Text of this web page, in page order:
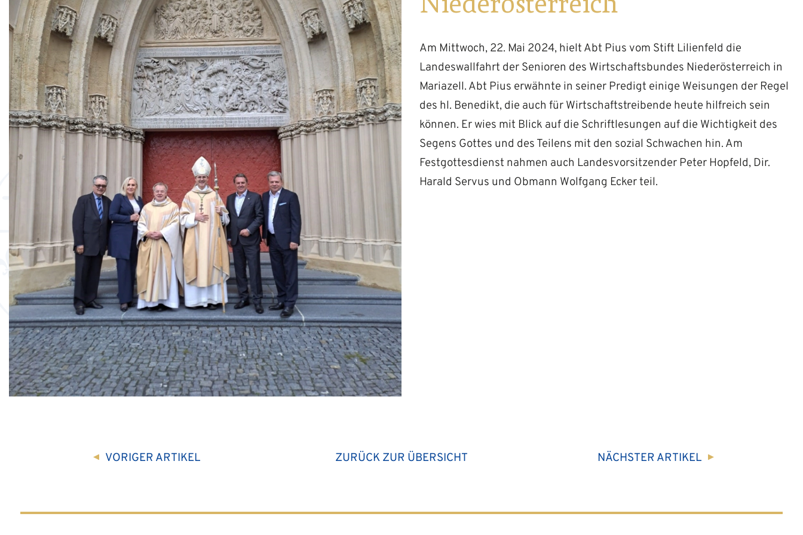
Am Mittwoch, 22. Mai 2024, hielt Abt Pius vom Stift Lilienfeld die
Landeswallfahrt der Senioren des Wirtschaftsbundes Niederösterreich in
Mariazell. Abt Pius erwähnte in seiner Predigt einige Weisungen der Regel
des hl. Benedikt, die auch für Wirtschaftstreibende heute hilfreich sein
können. Er wies mit Blick auf die Schriftlesungen auf die Wichtigkeit des
Segens Gottes und des Teilens mit den sozial Schwachen hin. Am
Festgottesdienst nahmen auch Landesvorsitzender Peter Hopfeld, Dir.
Harald Servus und Obmann Wolfgang Ecker teil.
VORIGER ARTIKEL ZURÜCK ZUR ÜBERSICHT NÄCHSTER ARTIKEL